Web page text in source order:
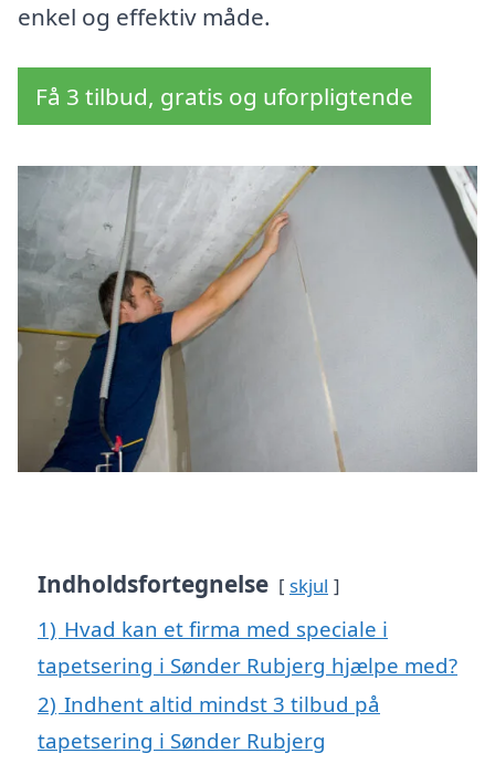
enkel og effektiv måde.
Få 3 tilbud, gratis og uforpligtende
Indholdsfortegnelse skjul
1) Hvad kan et firma med speciale i
tapetsering i Sønder Rubjerg hjælpe med?
2) Indhent altid mindst 3 tilbud på
tapetsering i Sønder Rubjerg